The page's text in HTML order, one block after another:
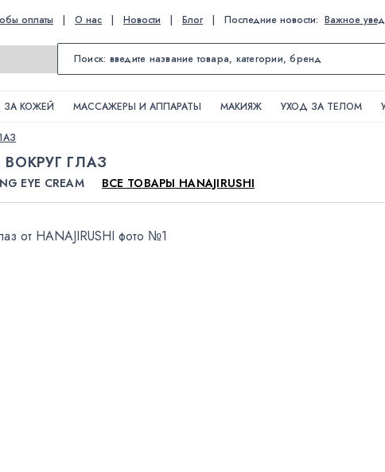
оплаты | О нас | Новости | Блог | Последние новости: Важное
ЗА КОЖЕЙ МАССАЖЕРЫ И АППАРАТЫ МАКИЯЖ УХОД ЗА ТЕЛОМ
ГЛАЗ
EYE CREAM ВСЕ ТОВАРЫ HANAJIRUSHI